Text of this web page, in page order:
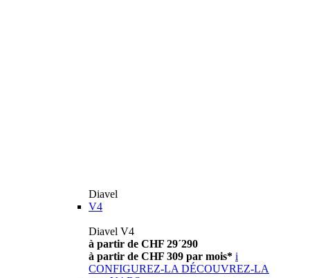
Diavel
V4
Diavel V4
à partir de CHF 29´290
à partir de CHF 309 par mois* i
CONFIGUREZ-LA DÉCOUVREZ-LA